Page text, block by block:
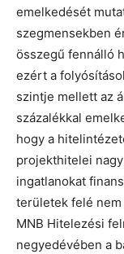
emelkedését
szegmensekben
összegű fennálló
ezért a
szintje mellett az
százalékkal
hogy a
projekthitelei
ingatlanokat
területek felé
MNB Hitelezési
negyedévében a